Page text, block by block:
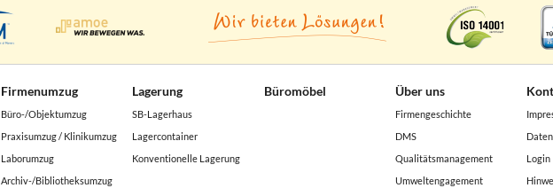
Firmenumzug
Büro-/Objektumzug
Praxisumzug / Klinikumzug
Laborumzug
Archiv-/Bibliotheksumzug
Lagerung
SB-Lagerhaus
Lagercontainer
Konventionelle Lagerung
Büromöbel Über uns
Firmengeschichte
DMS
Qualitätsmanagement
Umweltengagement
Login